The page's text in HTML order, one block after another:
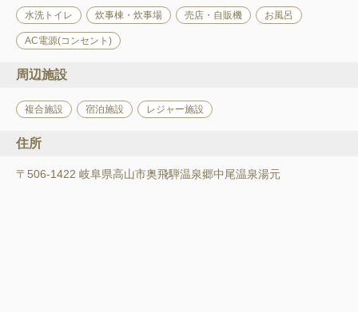
水洗トイレ 炊事棟・炊事場 売店・自販機 お風呂
AC電源(コンセント)
周辺施設
複合施設 宿泊施設 レジャー施設
住所
〒506-1422 岐阜県高山市奥飛騨温泉郷中尾温泉湯元